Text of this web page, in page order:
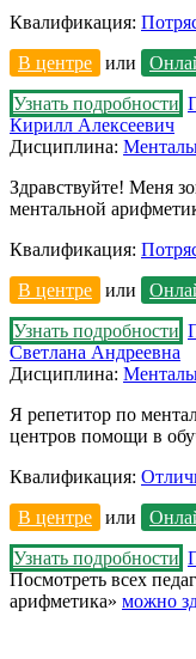
Квалификация:
В центре
или
Узнать подробности
Кирилл Алексеевич
Дисциплина:
Здравствуйте! Меня
ментальной
Квалификация:
В центре
или
Узнать подробности
Светлана Андреевна
Дисциплина:
Я репетитор по
центров помощи в
Квалификация:
В центре
или
Узнать подробности
Посмотреть всех
арифметика» можно